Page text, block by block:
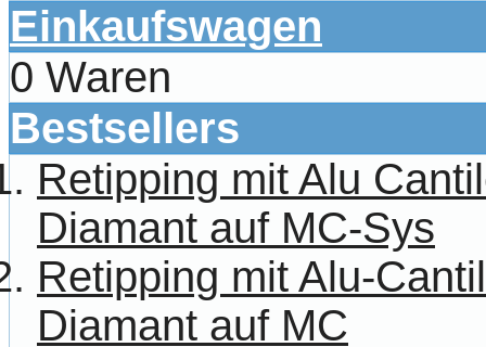
Einkaufswagen
0 Waren
Bestsellers
Retipping mit Alu
Diamant auf MC-Sys
Retipping mit Alu-
Diamant auf MC